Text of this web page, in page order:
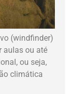
(windfinder)
aulas ou até
ou seja,
climática